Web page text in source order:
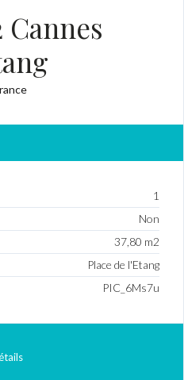
Cannes
1
Non
37,80 m2
Place de l'Etang
PIC_6Ms7u